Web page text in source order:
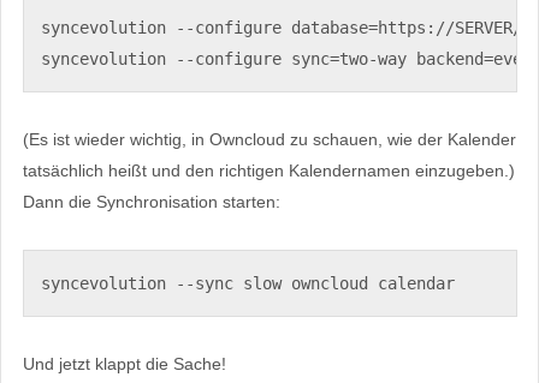
syncevolution --configure database=https://SERVER/
syncevolution --configure sync=two-way
(Es ist wieder wichtig, in Owncloud zu schauen, wie der Kalender
tatsächlich heißt und den richtigen Kalendernamen einzugeben.)
Dann die Synchronisation starten:
syncevolution --sync slow owncloud calendar
Und jetzt klappt die Sache!